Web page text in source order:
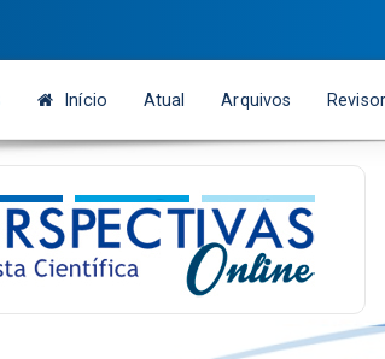
Início Atual Arquivos